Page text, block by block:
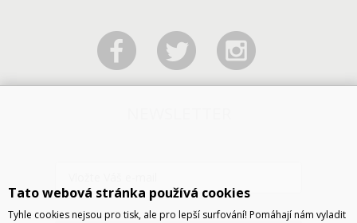
Tato webová stránka používá cookies
Tyhle cookies nejsou pro tisk, ale pro lepší surfování! Pomáhají nám vyladit